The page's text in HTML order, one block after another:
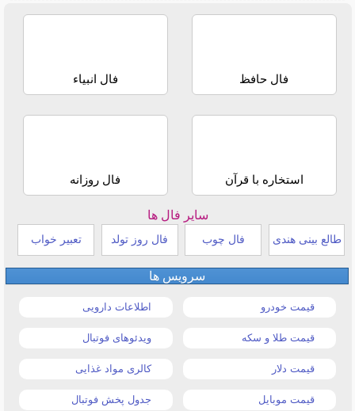
فال حافظ فال انبیاء
استخاره با قرآن فال روزانه
سایر فال ها
طالع بینی هندی فال چوب فال روز تولد تعبیر خواب
سرویس ها
قیمت خودرو اطلاعات دارویی
قیمت طلا و سکه ویدئوهای فوتبال
قیمت دلار کالری مواد غذایی
قیمت موبایل جدول پخش فوتبال